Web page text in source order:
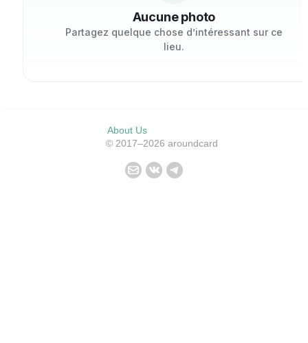
Aucune photo
Partagez quelque chose d’intéressant sur ce
lieu.
About Us
© 2017–2026 aroundcard